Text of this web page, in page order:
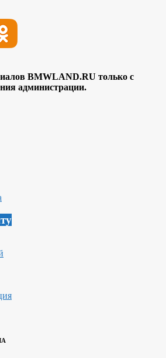
BMWLAND.RU только с
администрации.